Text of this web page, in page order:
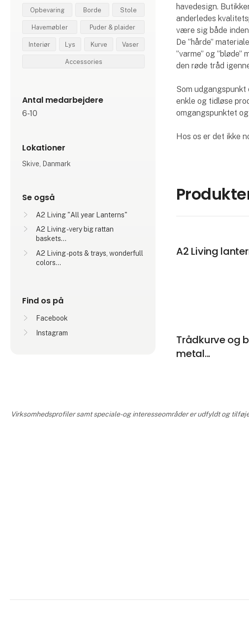
Opbevaring Borde Stole
Havemøbler Puder & plaider
Interiør Lys Kurve Vaser
Accessories
Antal medarbejdere
6-10
Lokationer
Skive, Danmark
Se også
A2 Living "All year Lanterns"
A2 Living - very big rattan
baskets...
A2 Living - pots & trays, wonderfull
colors...
Find os på
Facebook
Instagram
havedesign.
anderledes
være sig både
De ”hårde”
”varme” og
den røde tråd
Som
enkle og tidløse
omgangspunktet
Hos os er det ikke
A2 Living
Trådkurve og
metal...
Virksomhedsprofiler samt speciale- og interesseområder er udfyldt og